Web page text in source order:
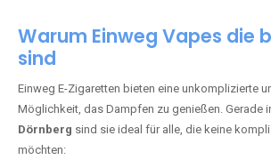
Warum Einweg Vapes die
sind
Einweg E-Zigaretten bieten eine unkomplizierte
Möglichkeit, das Dampfen zu genießen. Gerade
Dörnberg sind sie ideal für alle, die keine
möchten: